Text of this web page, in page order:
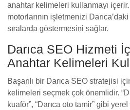
anahtar kelimeleri kullanmayı
motorlarının işletmenizi
sıralarda göstermesini sağlar.
Darıca SEO Hizmeti
Anahtar Kelimeleri
Başarılı bir Darıca SEO stratejisi
kelimeleri seçmek çok önemlidir.
kuaför”, “Darıca oto tamir” gibi